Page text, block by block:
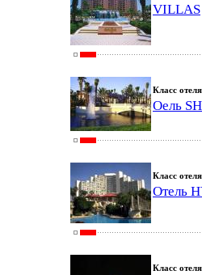
VILLAS
Класс
Оель
Класс
Отель
Класс